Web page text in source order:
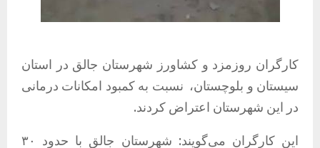
کارگران روزمزد و کشاورز شهرستان جالق در استان
سیستان و بلوچستان، نسبت به کمبود امکانات درمانی
در این شهرستان اعتراض کردند.
این کارگران می‌گویند: شهرستان جالق با حدود ۳۰